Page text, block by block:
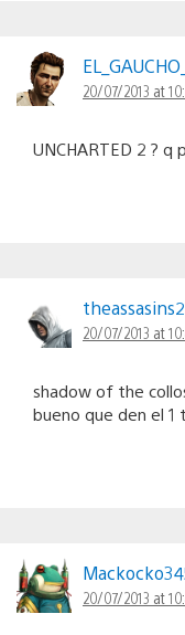
20/07/2013 at
UNCHARTED 2 ? q
20/07/2013 at
shadow of the
bueno que den el 1
20/07/2013 at